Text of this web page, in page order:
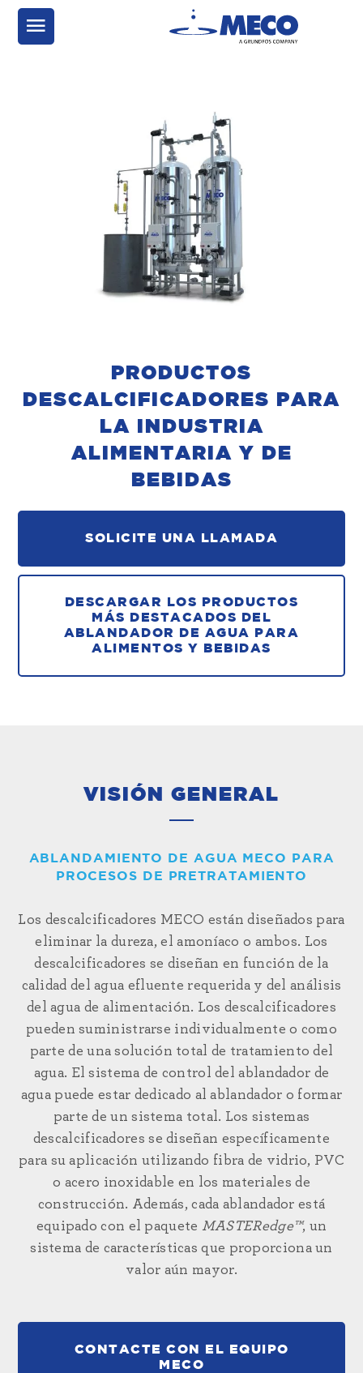
PRODUCTOS
DESCALCIFICADORES PARA
LA INDUSTRIA
ALIMENTARIA Y DE
BEBIDAS
SOLICITE UNA LLAMADA
DESCARGAR LOS PRODUCTOS
MÁS DESTACADOS DEL
ABLANDADOR DE AGUA PARA
ALIMENTOS Y BEBIDAS
VISIÓN GENERAL
ABLANDAMIENTO DE AGUA MECO PARA
PROCESOS DE PRETRATAMIENTO
Los descalcificadores MECO están diseñados para
eliminar la dureza, el amoníaco o ambos. Los
descalcificadores se diseñan en función de la
calidad del agua efluente requerida y del análisis
del agua de alimentación. Los descalcificadores
pueden suministrarse individualmente o como
parte de una solución total de tratamiento del
agua. El sistema de control del ablandador de
agua puede estar dedicado al ablandador o formar
parte de un sistema total. Los sistemas
descalcificadores se diseñan específicamente
para su aplicación utilizando fibra de vidrio, PVC
o acero inoxidable en los materiales de
construcción. Además, cada ablandador está
equipado con el paquete MASTERedge™, un
sistema de características que proporciona un
valor aún mayor.
CONTACTE CON EL EQUIPO
MECO